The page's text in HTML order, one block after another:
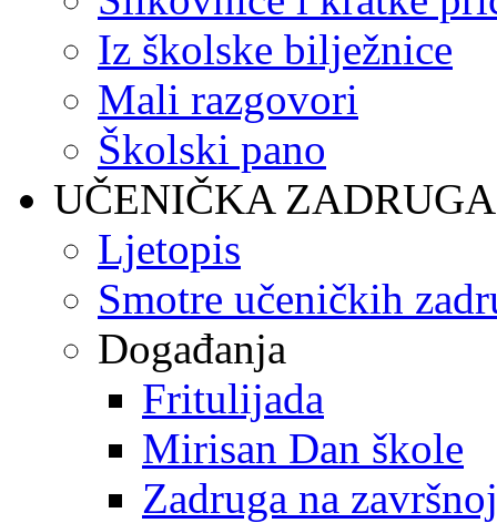
Iz školske bilježnice
Mali razgovori
Školski pano
UČENIČKA ZADRUGA
Ljetopis
Smotre učeničkih
Događanja
Fritulijada
Mirisan Dan škole
Zadruga na